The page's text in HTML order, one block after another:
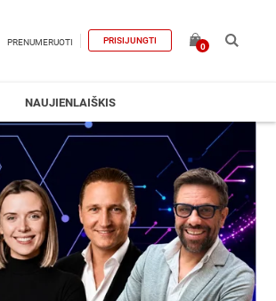
PRENUMERUOTI PRISIJUNGTI
0
NAUJIENLAIŠKIS